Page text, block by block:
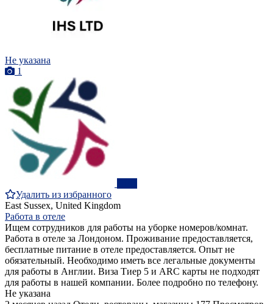
Не указана
1
Удалить из избранного
East Sussex, United Kingdom
Работа в отеле
Ищем сотрудников для работы на уборке номеров/комнат.
Работа в отеле за Лондоном. Проживание предоставляется,
бесплатные питание в отеле предоставляется. Опыт не
обязательный. Необходимо иметь все легальные документы
для работы в Англии. Виза Тиер 5 и ARC карты не подходят
для работы в нашей компании. Более подробно по телефону.
Не указана